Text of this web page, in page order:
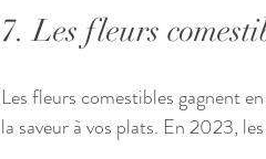
7. Les fleurs
Les fleurs comestibles gagnent
la saveur à vos plats. En 2023,